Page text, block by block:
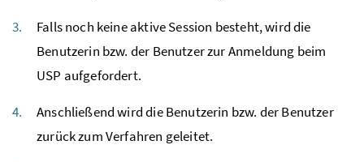
Falls noch keine aktive Session besteht, wird die
Benutzerin bzw. der Benutzer zur Anmeldung beim
USP aufgefordert.
Anschließend wird die Benutzerin bzw. der Benutzer
zurück zum Verfahren geleitet.